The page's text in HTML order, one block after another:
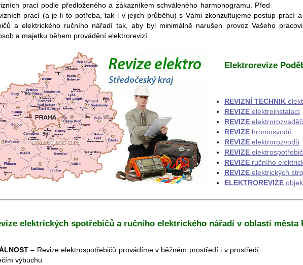
prací podle předloženého a zákazníkem schváleného harmonogramu. Před
prací (a je-li to potřeba, tak i v jejich průběhu) s Vámi zkonzultujeme postup prací
a elektrického ručního nářadí tak, aby byl minimálně narušen provoz Vašeho
a majetku během provádění elektrorevizí.
Elektrorevize
REVIZNÍ TECHNIK
REVIZE elektroinstalací
REVIZE
REVIZE hromosvodů
REVIZE elektrorozvodů
REVIZE
REVIZE ručního
REVIZE elektrických
ELEKTROREVIZE
elektrických spotřebičů a ručního elektrického nářadí v oblasti města
– Revize elektrospotřebičů provádíme v běžném prostředí i v prostředí
výbuchu